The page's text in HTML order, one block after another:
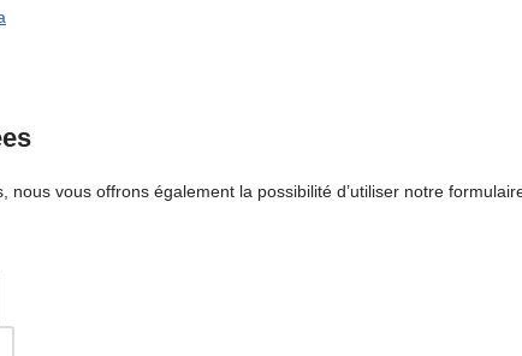
nous vous offrons également la possibilité d’utiliser notre